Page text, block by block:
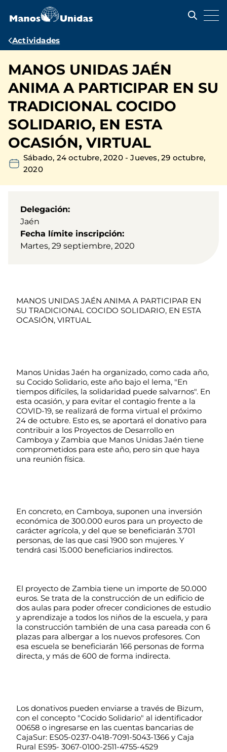
contenido
Ruta
navegación
Actividades
MANOS UNIDAS JAÉN
ANIMA A PARTICIPAR EN SU
TRADICIONAL COCIDO
SOLIDARIO, EN ESTA
OCASIÓN, VIRTUAL
Sábado, 24 octubre, 2020-Jueves, 29 octubre,
2020
Delegación
Jaén
Fecha límite inscripción
Martes, 29 septiembre, 2020
MANOS UNIDAS JAÉN ANIMA A PARTICIPAR EN
SU TRADICIONAL COCIDO SOLIDARIO, EN ESTA
OCASIÓN, VIRTUAL
Manos Unidas Jaén ha organizado, como cada año,
su Cocido Solidario, este año bajo el lema, "En
tiempos difíciles, la solidaridad puede salvarnos". En
esta ocasión, y para evitar el contagio frente a la
COVID-19, se realizará de forma virtual el próximo
24 de octubre. Esto es, se aportará el donativo para
contribuir a los Proyectos de Desarrollo en
Camboya y Zambia que Manos Unidas Jaén tiene
comprometidos para este año, pero sin que haya
una reunión física.
En concreto, en Camboya, suponen una inversión
económica de 300.000 euros para un proyecto de
carácter agrícola, y del que se beneficiarán 3.701
personas, de las que casi 1900 son mujeres. Y
tendrá casi 15.000 beneficiarios indirectos.
El proyecto de Zambia tiene un importe de 50.000
euros. Se trata de la construcción de un edificio de
dos aulas para poder ofrecer condiciones de estudio
y aprendizaje a todos los niños de la escuela, y para
la construcción también de una casa pareada con 6
plazas para albergar a los nuevos profesores. Con
esa escuela se beneficiarán 166 personas de forma
directa, y más de 600 de forma indirecta.
Los donativos pueden enviarse a través de Bizum,
con el concepto "Cocido Solidario" al identificador
00658 o ingresarse en las cuentas bancarias de
CajaSur: ES05-0237-0418-7091-5043-1366 y Caja
Rural ES95- 3067-0100-2511-4755-4529